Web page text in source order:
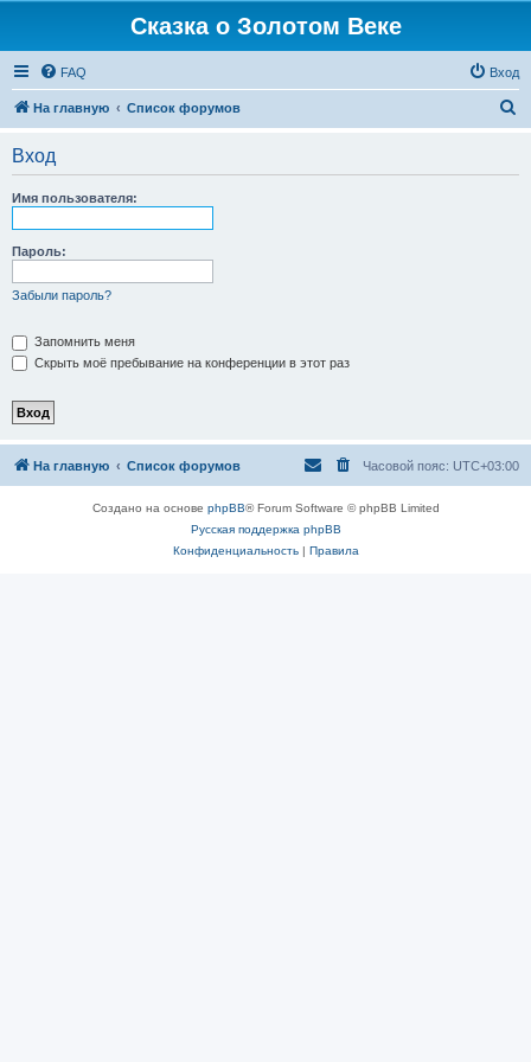
Сказка о Золотом Веке
FAQ Вход
На главную Список форумов
Вход
Имя пользователя:
Пароль:
Забыли пароль?
Запомнить меня
Скрыть моё пребывание на конференции в этот раз
На главную Список форумов Часовой пояс: UTC+03:00
Создано на основе phpBB® Forum Software © phpBB Limited
Русская поддержка phpBB
Конфиденциальность| Правила